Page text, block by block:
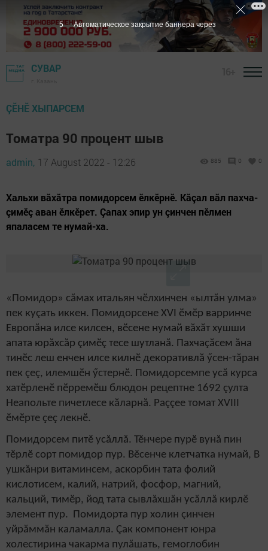
СУВАР
ÇӖНӖ ХЫПАРСЕМ
Томатра 90 процент шыв
admin, 17 August 2022 - 12:26 885 0 0
Хальхи вăхăтра помидорсем ӗлкӗрнӗ. Кăçал вăл пахча-
çимӗç аван ӗлкӗрет. Çапах эпир ун çинчен пӗлмен
япаласем те нумай-ха.
«Помидор» сăмах итальян чӗлхинчен «ылтăн улма»
пек куçать иккен. Помидорсене XVI ӗмӗр варринче
Европăна илсе килсен, вӗсене нумай вăхăт хушши
апата юрăхсăр çимӗç тесе шутланă. Пахчаçăсем ăна
тинӗс леш енчен илсе килнӗ декоративлă ӳсен-тăран
пек çеç, илемшӗн ӳстернӗ. Помидорсемпе усă курсa
хатӗрленӗ пӗрремӗш блюдон рецептне 1692 çулта
Неапольте пичетлесе кăларнă. Раççее томат XVIII
ӗмӗрте çеç лекнӗ.
Помидорсем питӗ усăллă. Тӗнчере пурӗ вунă пин
тӗрлӗ сорт помидор пур. Вӗсенче клетчатка нумай, В
ушкăнри витаминсем, аскорбин тата фолий
кислотисем, калий, натрий, фосфор, магний,
кальций, тимӗр, йод тата сывлăхшăн усăллă кирлӗ
элемент пур. Помидорта пур холин çинчен
уйрăммăн каламалла. Çак компонент юнра
холестирина чакарма пулăшать, гемоглобин
4 Автоматическое закрытие баннера через